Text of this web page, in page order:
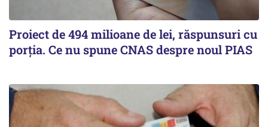
Proiect de 494 milioane de lei, răspunsuri cu
porția. Ce nu spune CNAS despre noul PIAS